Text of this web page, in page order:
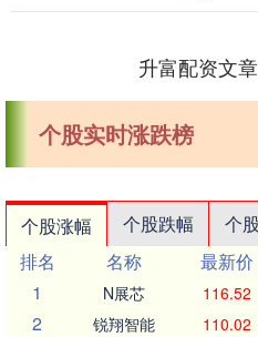
升富配资文
个股实时涨跌榜
个股涨幅 个股跌幅 个
排名
名称 最新价
1
N展芯 116.52
2 锐翔智能 110.02